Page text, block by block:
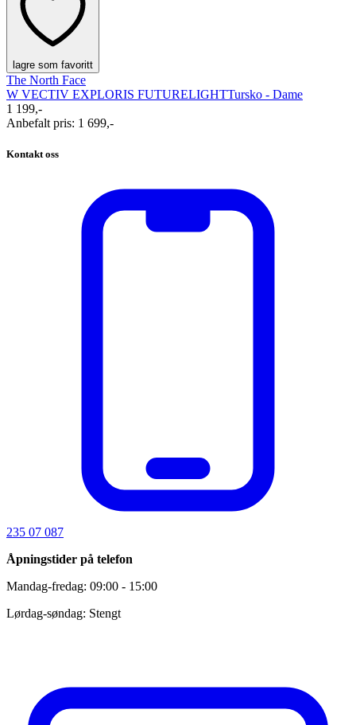
lagre som favoritt
The North Face
W VECTIV EXPLORIS FUTURELIGHTTursko - Dame
1 199,-
Anbefalt pris: 1 699,-
Kontakt oss
235 07 087
Åpningstider på telefon
Mandag-fredag: 09:00 - 15:00
Lørdag-søndag: Stengt